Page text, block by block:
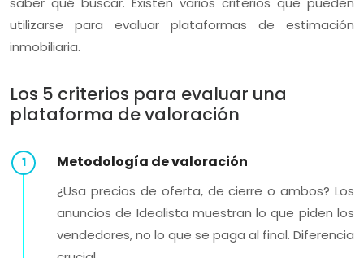
utilizarse para evaluar plataformas de estimación
inmobiliaria.
Los 5 criterios para evaluar una
plataforma de valoración
Metodología de valoración
¿Usa precios de oferta, de cierre o ambos? Los
anuncios de Idealista muestran lo que piden los
vendedores, no lo que se paga al final. Diferencia